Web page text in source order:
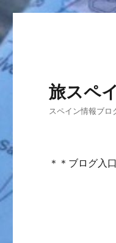
旅スペ
スペイン情報ブロ
＊＊ブログ入